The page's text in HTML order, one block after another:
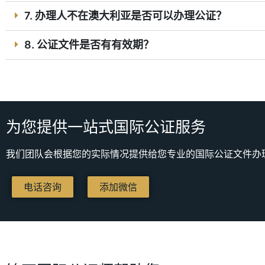
7. 办理人不在澳大利亚是否可以办理公证？
8. 公证文件是否有有效期？
为您提供一站式国际公证服务
我们团队会根据您的实际情况提供给您专业的国际公证文件办
电话咨询 添加微信